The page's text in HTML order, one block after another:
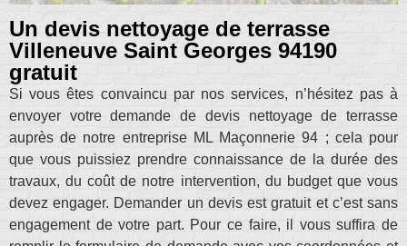
Un devis nettoyage de terrasse
Villeneuve Saint Georges 94190
gratuit
Si vous êtes convaincu par nos services, n’hésitez pas à
envoyer votre demande de devis nettoyage de terrasse
auprès de notre entreprise ML Maçonnerie 94 ; cela pour
que vous puissiez prendre connaissance de la durée des
travaux, du coût de notre intervention, du budget que vous
devez engager. Demander un devis est gratuit et c’est sans
engagement de votre part. Pour ce faire, il vous suffira de